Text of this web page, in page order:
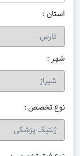
استان :
شهر :
نوع تخصص :